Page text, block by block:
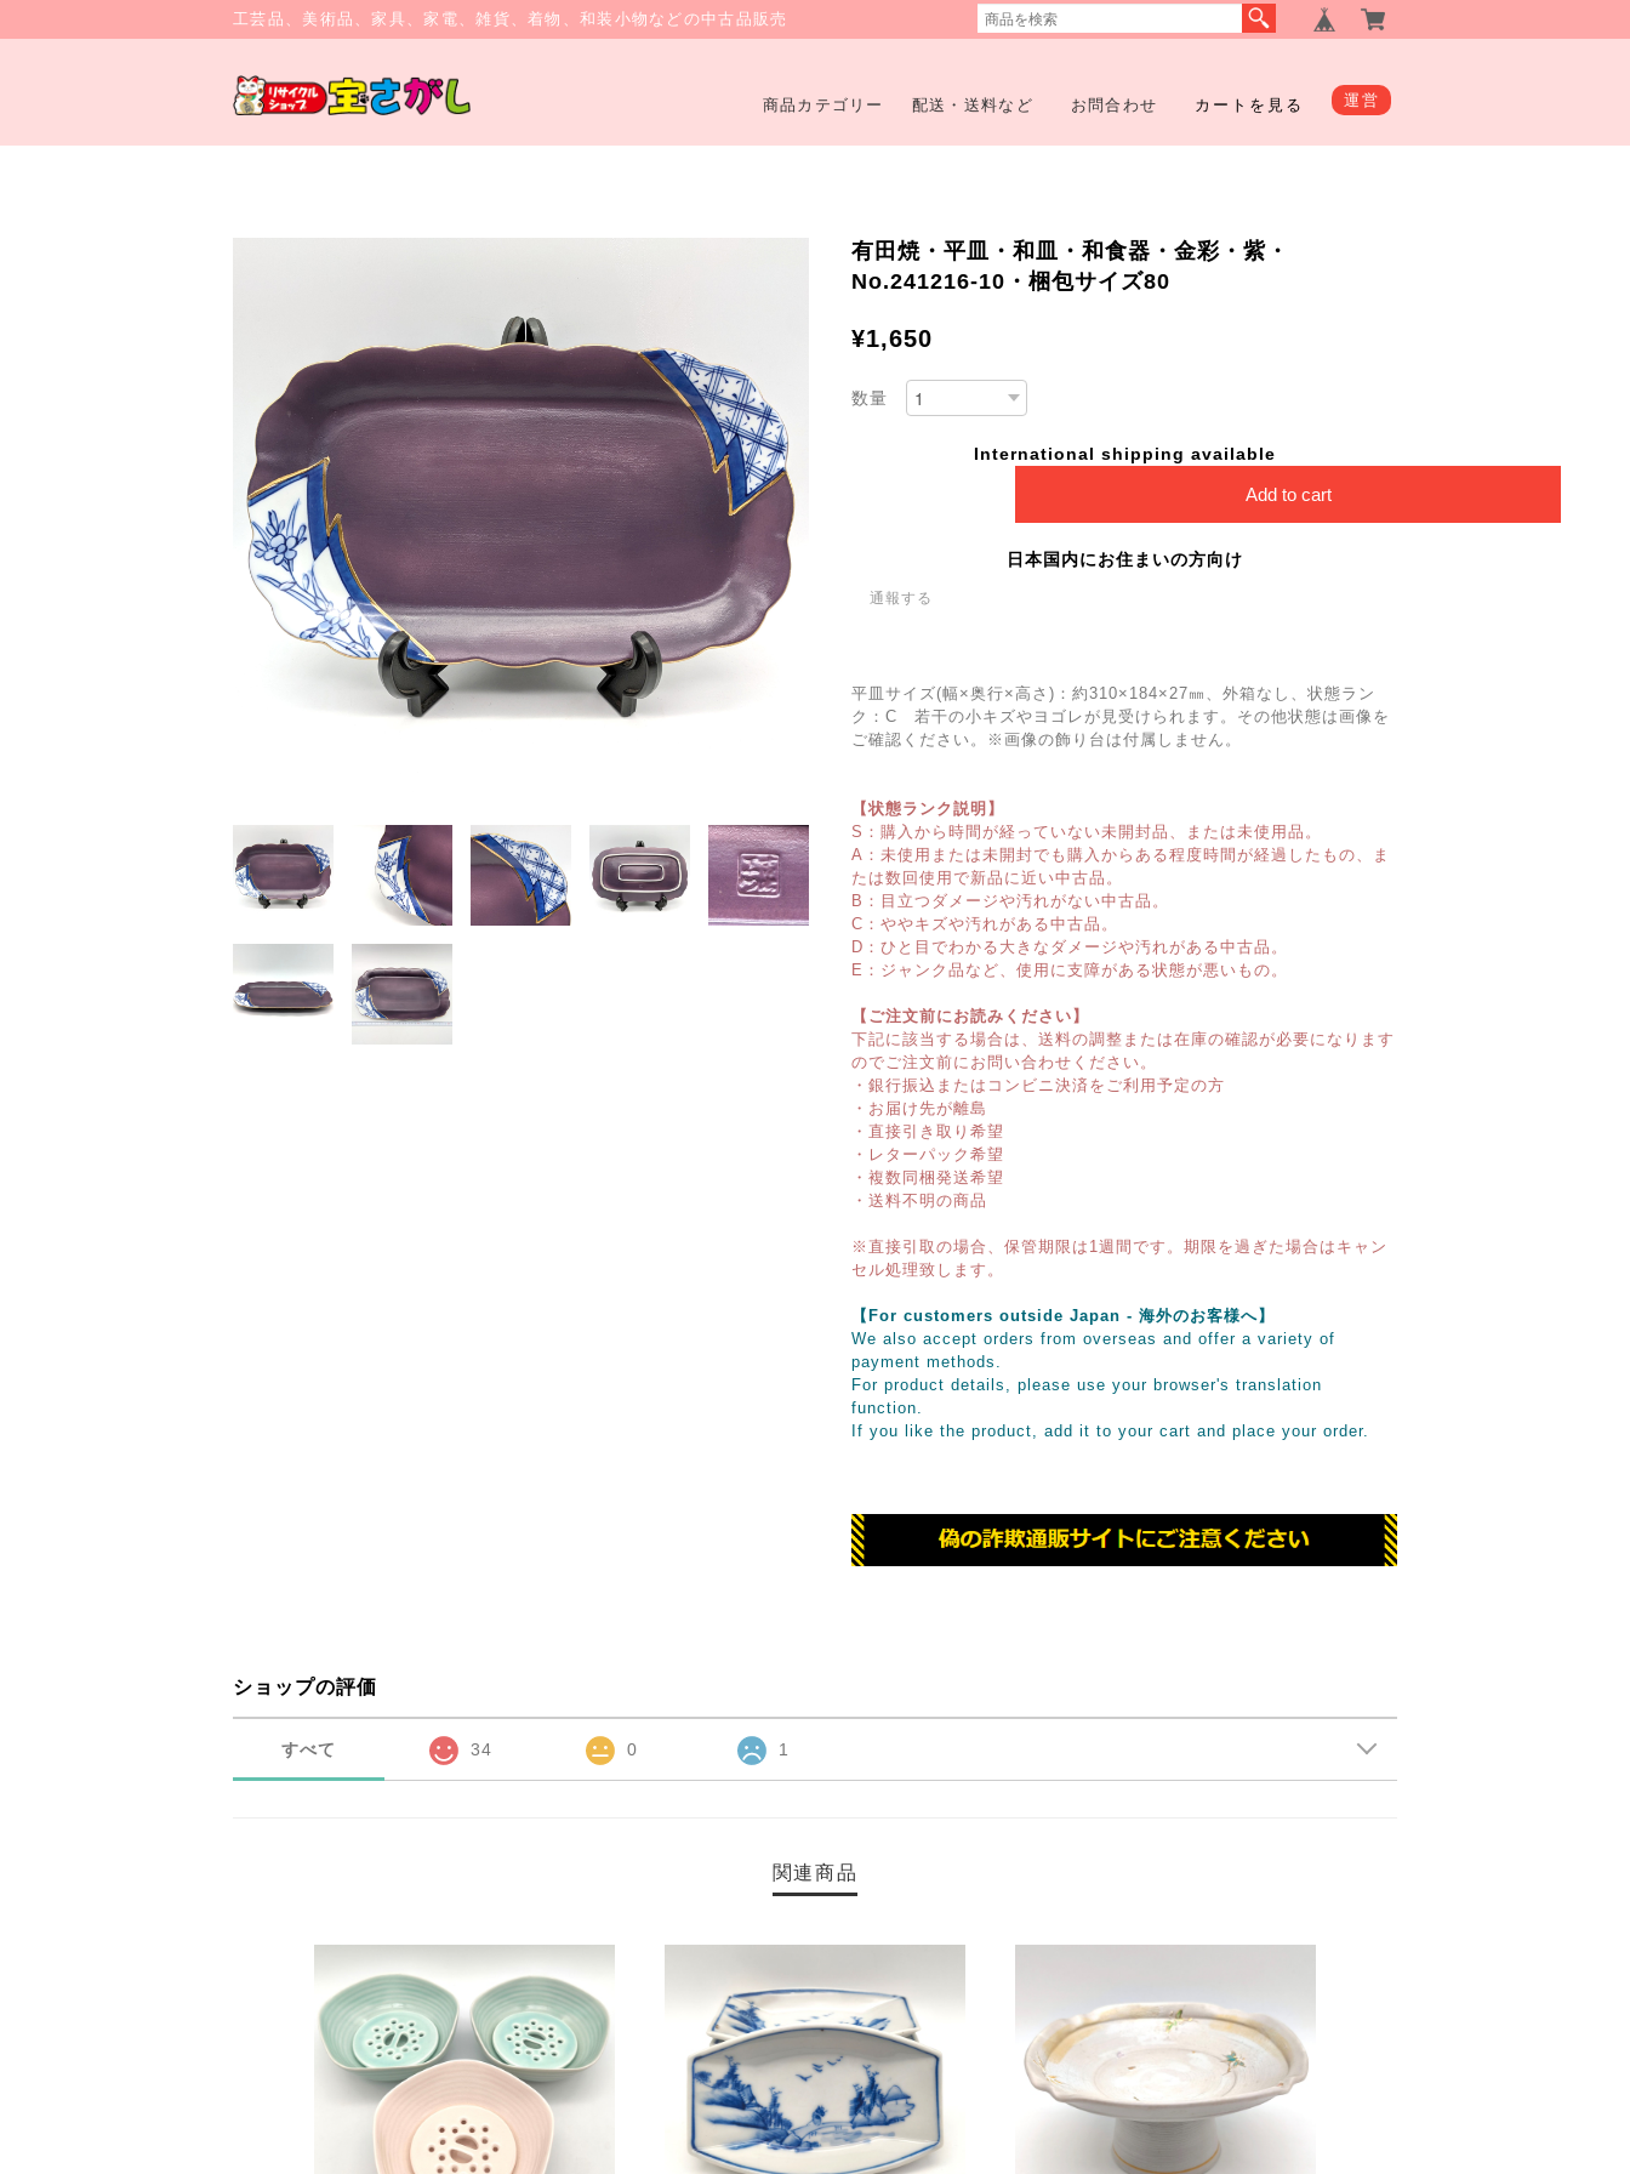
工芸品、美術品、家具、家電、雑貨、着物、和装小物などの中古品販売
商品カテゴリー 配送・送料など お問合わせ カートを見る 運営
有田焼・平皿・和皿・和食器・金彩・紫・
No.241216-10・梱包サイズ80
¥1,650
数量
International shipping available
Add to cart
日本国内にお住まいの方向け
通報する
平皿サイズ(幅×奥行×高さ)：約310×184×27㎜、外箱なし、状態ラン
ク：C 若干の小キズやヨゴレが見受けられます。その他状態は画像を
ご確認ください。※画像の飾り台は付属しません。
【状態ランク説明】
S：購入から時間が経っていない未開封品、または未使用品。
A：未使用または未開封でも購入からある程度時間が経過したもの、ま
たは数回使用で新品に近い中古品。
B：目立つダメージや汚れがない中古品。
C：ややキズや汚れがある中古品。
D：ひと目でわかる大きなダメージや汚れがある中古品。
E：ジャンク品など、使用に支障がある状態が悪いもの。
【ご注文前にお読みください】
下記に該当する場合は、送料の調整または在庫の確認が必要になります
のでご注文前にお問い合わせください。
・銀行振込またはコンビニ決済をご利用予定の方
・お届け先が離島
・直接引き取り希望
・レターパック希望
・複数同梱発送希望
・送料不明の商品
※直接引取の場合、保管期限は1週間です。期限を過ぎた場合はキャン
セル処理致します。
【For customers outside Japan - 海外のお客様へ】
We also accept orders from overseas and offer a variety of
payment methods.
For product details, please use your browser's translation
function.
If you like the product, add it to your cart and place your order.
ショップの評価
すべて 34 0 1
関連商品